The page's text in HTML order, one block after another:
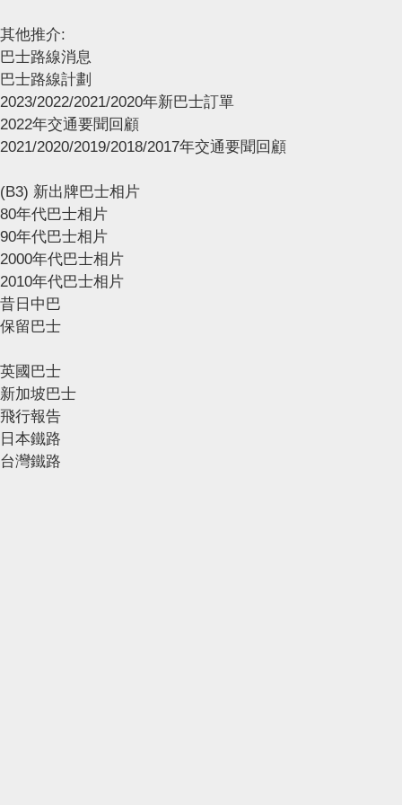
其他推介:
巴士路線消息
巴士路線計劃
2023/2022/2021/2020年新巴士訂單
2022年交通要聞回顧
2021/2020/2019/2018/2017年交通要聞回顧
(B3) 新出牌巴士相片
80年代巴士相片
90年代巴士相片
2000年代巴士相片
2010年代巴士相片
昔日中巴
保留巴士
英國巴士
新加坡巴士
飛行報告
日本鐵路
台灣鐵路